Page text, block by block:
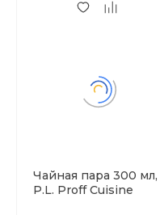
Чайная пара 300 мл,
P.L. Proff Cuisine